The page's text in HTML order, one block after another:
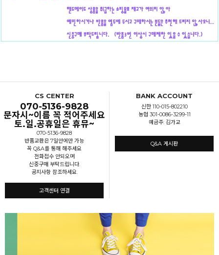
CS CENTER
070-5136-9828
문자시~이름 꼭 적어주세요
토.일.공휴일은 휴뮤~
070-5136-9828
반품교환은 7일안에만 가능
꼭 Q&A를 통해 해주세요
전화접수 안되오며
신중구매 부탁드립니다.
공지사항 참조하세요.
고객센터 연결
BANK ACCOUNT
신한 110-015-802210
농협 301-0086-3299-11
예금주: 김가교
Q&A 게시판